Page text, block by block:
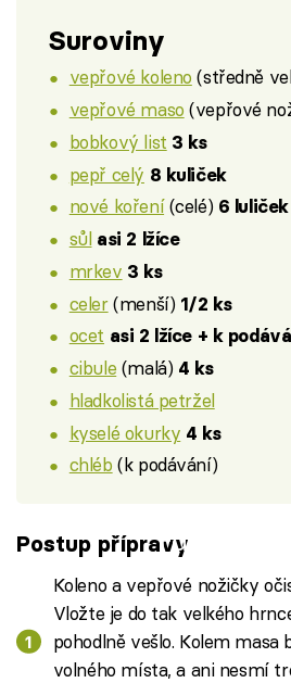
Suroviny
vepřové koleno (středně
vepřové maso (vepřové
bobkový list 3 ks
pepř celý 8 kuliček
nové koření(celé) 6 luliček
sůl asi 2 lžíce
mrkev 3 ks
celer(menší) 1/2 ks
ocet asi 2 lžíce + k
cibule (malá) 4 ks
hladkolistá petržel
kyselé okurky 4 ks
chléb (k podávání)
Failed to
Postup přípravy
Koleno a vepřové nožičky
Vložte je do tak velkého
pohodlně vešlo. Kolem
volného místa, a ani nesmí